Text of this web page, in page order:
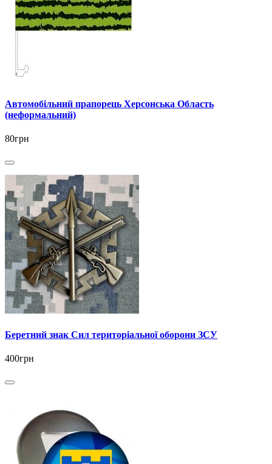
Автомобільний прапорець Херсонська Область
(неформальний)
80грн
Беретний знак Сил територіальної оборони ЗСУ
400грн